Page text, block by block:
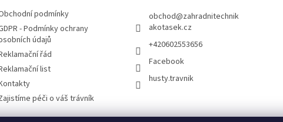
podmínky
- Podmínky ochrany
údajů
řád
list
péči o váš trávník
obchod@zahradnitechnik
akotasek.cz
+420602553656
Facebook
husty.travnik